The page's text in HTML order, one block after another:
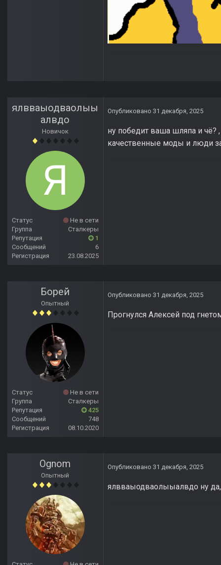
ялвваыодваолыы
алвдо
Новичок
Статус
Не в сети
Группа
Сталкеры
Репутация
1
Сообщений
6
Регистрация
23.08.2025
Опубликовано 31 декабря, 2025
ну победит ваша шляпа и чё?
качественные моды и люди
Борей
Опытный
Статус
Не в сети
Группа
Сталкеры
Репутация
425
Сообщений
748
Регистрация
08.10.2020
Опубликовано 31 декабря, 2025
Прогнулся Алексей под
Ognom
Опытный
Опубликовано 31 декабря, 2025
ялвваыодваолыыалвдо ну